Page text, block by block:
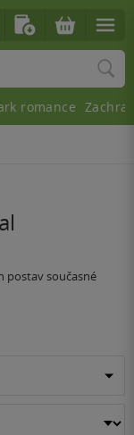
postav současné
romance